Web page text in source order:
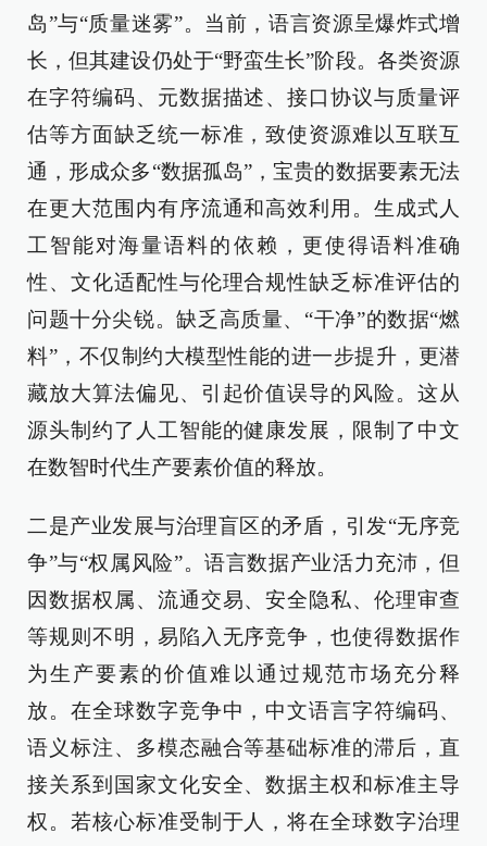
岛”与“质量迷雾”。当前，语言资源呈爆炸式增
长，但其建设仍处于“野蛮生长”阶段。各类资源
在字符编码、元数据描述、接口协议与质量评
估等方面缺乏统一标准，致使资源难以互联互
通，形成众多“数据孤岛”，宝贵的数据要素无法
在更大范围内有序流通和高效利用。生成式人
工智能对海量语料的依赖，更使得语料准确
性、文化适配性与伦理合规性缺乏标准评估的
问题十分尖锐。缺乏高质量、“干净”的数据“燃
料”，不仅制约大模型性能的进一步提升，更潜
藏放大算法偏见、引起价值误导的风险。这从
源头制约了人工智能的健康发展，限制了中文
在数智时代生产要素价值的释放。
二是产业发展与治理盲区的矛盾，引发“无序竞
争”与“权属风险”。语言数据产业活力充沛，但
因数据权属、流通交易、安全隐私、伦理审查
等规则不明，易陷入无序竞争，也使得数据作
为生产要素的价值难以通过规范市场充分释
放。在全球数字竞争中，中文语言字符编码、
语义标注、多模态融合等基础标准的滞后，直
接关系到国家文化安全、数据主权和标准主导
权。若核心标准受制于人，将在全球数字治理